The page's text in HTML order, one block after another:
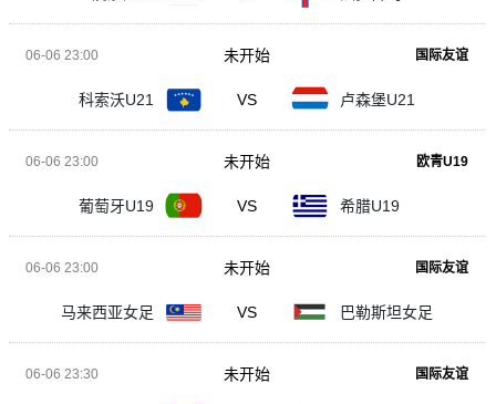
06-06 23:00 国际友谊
科索沃U21 VS 卢森堡U21
未开始
06-06 23:00 欧青U19
葡萄牙U19 VS 希腊U19
未开始
06-06 23:00 国际友谊
马来西亚女足 VS 巴勒斯坦女足
未开始
06-06 23:30 国际友谊
未开始